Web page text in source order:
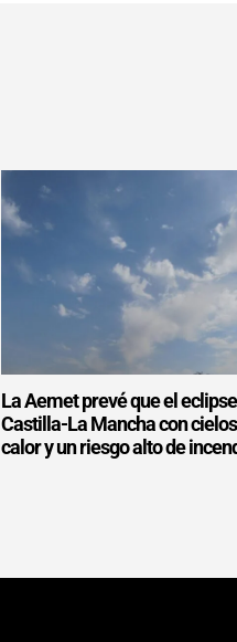
La Aemet prevé que el
Castilla-La Mancha con
calor y un riesgo alto de